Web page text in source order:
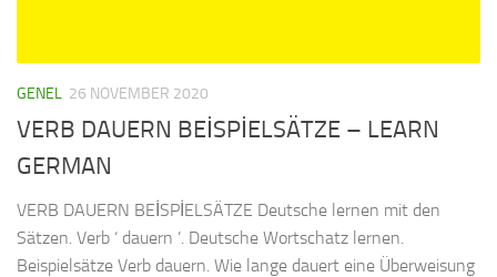
GENEL 26 NOVEMBER 2020
VERB DAUERN BEİSPİELSÄTZE – LEARN
GERMAN
VERB DAUERN BEİSPİELSÄTZE Deutsche lernen mit den
Sätzen. Verb ‘ dauern ’. Deutsche Wortschatz lernen.
Beispielsätze Verb dauern. Wie lange dauert eine Überweisung